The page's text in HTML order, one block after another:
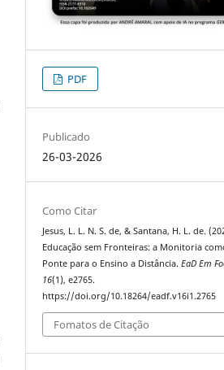
PDF
Publicado
26-03-2026
Como Citar
Jesus, L. L. N. S. de, & Santana, H. L. de.
Educação sem Fronteiras: a Monitoria
Ponte para o Ensino a Distância.EaD Em
16(1), e2765.
https://doi.org/10.18264/eadf.v16i1.2765
Fomatos de Citação